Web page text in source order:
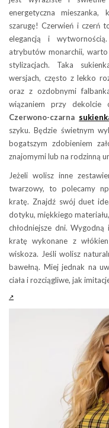
energetyczna
szarugę! Czerwień i czerń
elegancją i
atrybutów monarchii,
stylizacjach. Taka
wersjach, często z lekko
oraz z ozdobnymi
wiązaniem przy dekolcie
Czerwono-czarna
szyku. Będzie świetnym
bogatszym zdobieniem
znajomymi lub na rodzinną
Jeżeli wolisz inne
twarzowy, to polecamy
kratę. Znajdź swój duet
dotyku, miękkiego
chłodniejsze dni.
kratę wykonane z
wiskoza. Jeśli wolisz
bawełną. Miej jednak na
ciała i rozciągliwe, jak